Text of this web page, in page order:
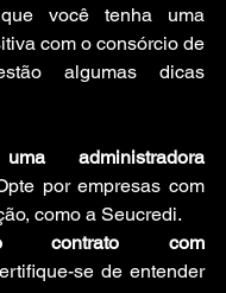
você tenha uma
com o consórcio de
algumas dicas
administradora
por empresas com
como a Seucredi.
contrato com
se de entender